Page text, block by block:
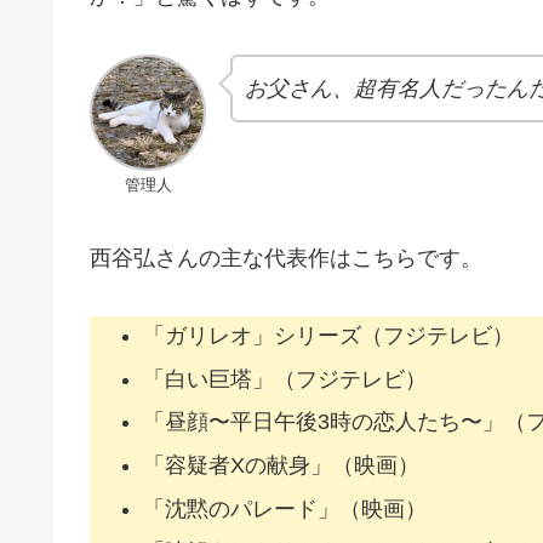
管理人
お父さん、超有名人だったん
西谷弘さんの主な代表作はこちらです。
「ガリレオ」シリーズ（フジテレビ）
「白い巨塔」（フジテレビ）
「昼顔〜平日午後3時の恋人たち〜」（
「容疑者Xの献身」（映画）
「沈黙のパレード」（映画）